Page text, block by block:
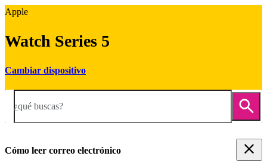
Apple
Watch Series 5
Cambiar dispositivo
¿qué buscas?
Cómo leer correo electrónico